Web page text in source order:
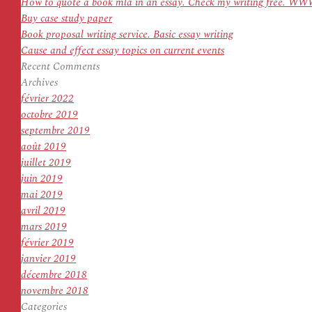
Buy case study paper
Book proposal writing service. Basic essay writing
Cause and effect essay topics on current events
Recent Comments
Archives
février 2022
octobre 2019
septembre 2019
août 2019
juillet 2019
juin 2019
mai 2019
avril 2019
mars 2019
février 2019
janvier 2019
décembre 2018
novembre 2018
Categories